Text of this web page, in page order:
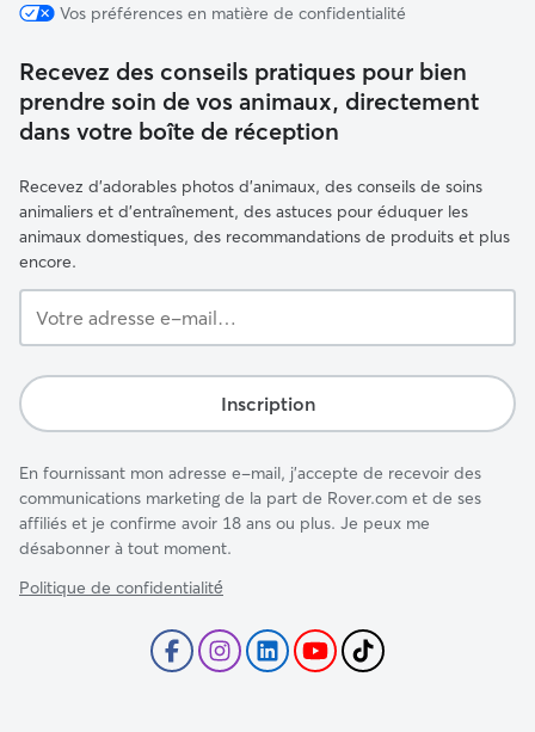
Vos préférences en matière de confidentialité
Recevez des conseils pratiques pour bien
prendre soin de vos animaux, directement
dans votre boîte de réception
Recevez d'adorables photos d'animaux, des conseils de soins
animaliers et d'entraînement, des astuces pour éduquer les
animaux domestiques, des recommandations de produits et plus
encore.
adresse
mail…
Inscription
En fournissant mon adresse e-mail, j'accepte de recevoir des
communications marketing de la part de Rover.com et de ses
affiliés et je confirme avoir 18 ans ou plus. Je peux me
désabonner à tout moment.
Politique de confidentialité́